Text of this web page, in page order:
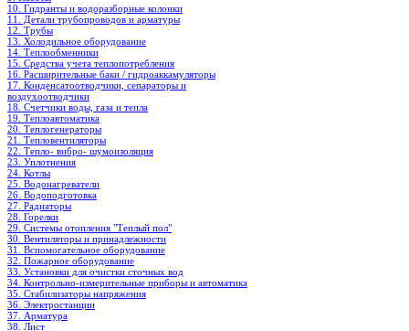
10. Гидранты и водоразборные колонки
11. Детали трубопроводов и арматуры
12. Трубы
13. Холодильное oборудование
14. Теплообменники
15. Средства учета теплопотребления
16. Расширительные баки / гидроаккамуляторы
17. Конденсатоотводчики, сепараторы и
воздухоотводчики
18. Счетчики воды, газа и тепла
19. Теплоавтоматика
20. Теплогенераторы
21. Тепловентиляторы
22. Тепло- вибро- шумоизоляция
23. Уплотнения
24. Котлы
25. Водонагреватели
26. Водоподготовка
27. Радиаторы
28. Горелки
29. Системы отопления "Теплый пол"
30. Вентиляторы и принадлежности
31. Вспомогательное оборудование
32. Пожарное оборудование
33. Установки для очистки сточных вод
34. Контрольно-измерительные приборы и автоматика
35. Стабилизаторы напряжения
36. Электростанции
37. Арматура
38. Лист